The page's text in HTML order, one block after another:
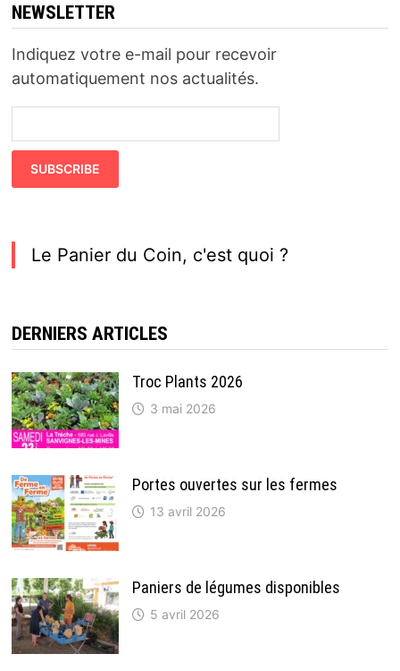
NEWSLETTER
Indiquez votre e-mail pour recevoir
automatiquement nos actualités.
Le Panier du Coin, c'est quoi ?
DERNIERS ARTICLES
Troc Plants 2026
3 mai 2026
Portes ouvertes sur les fermes
13 avril 2026
Paniers de légumes disponibles
5 avril 2026